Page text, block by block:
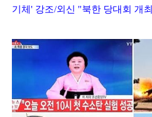
기체 ' 강조/외신 "북한 당대회 개최